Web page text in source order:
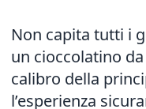
Non capita tutti i
un cioccolatino
calibro della
l’esperienza